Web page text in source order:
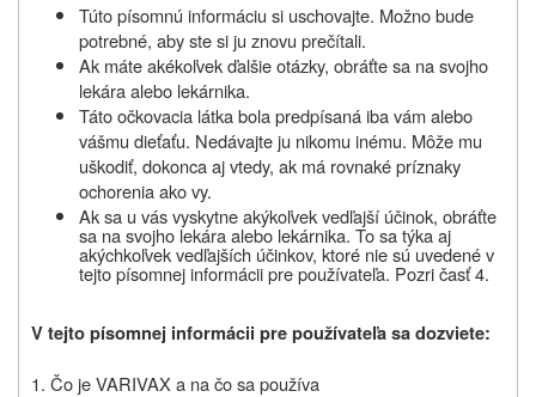
Túto písomnú informáciu si uschovajte. Možno bude
potrebné, aby ste si ju znovu prečítali.
Ak máte akékoľvek ďalšie otázky, obráťte sa na svojho
lekára alebo lekárnika.
Táto očkovacia látka bola predpísaná iba vám alebo
vášmu dieťaťu. Nedávajte ju nikomu inému. Môže mu
uškodiť, dokonca aj vtedy, ak má rovnaké príznaky
ochorenia ako vy.
Ak sa u vás vyskytne akýkoľvek vedľajší účinok, obráťte
sa na svojho lekára alebo lekárnika. To sa týka aj
akýchkoľvek vedľajších účinkov, ktoré nie sú uvedené v
tejto písomnej informácii pre používateľa. Pozri časť 4.
V tejto písomnej informácii pre používateľa sa dozviete:
1. Čo je VARIVAX a na čo sa používa